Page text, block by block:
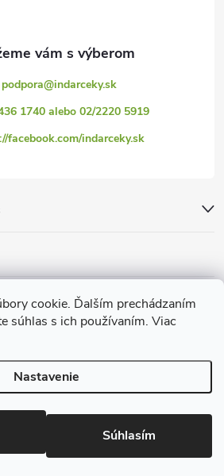
cookie. Ďalším prechádzaním
súhlas s ich používaním. Viac
Nastavenie
Súhlasím
podpora@indarceky.sk
1740 alebo 02/2220 5919
facebook.com/indarceky.sk
. Všetky práva vyhradené.Upraviť
nastavenie cookies